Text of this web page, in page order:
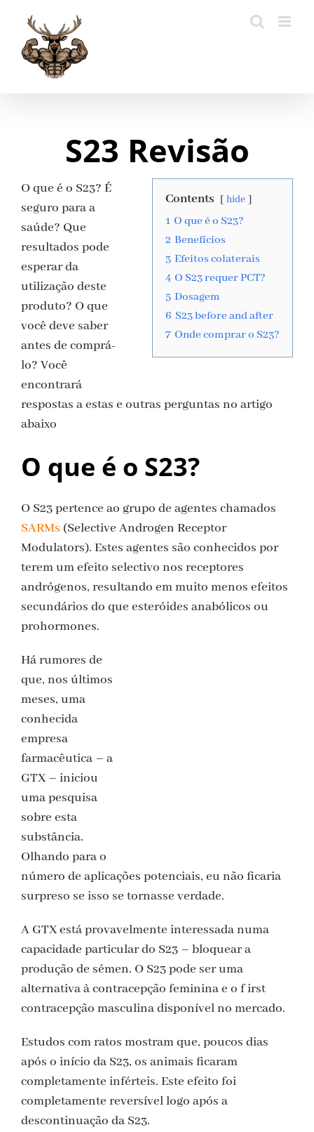
content
S23 Revisão
Contents hide
1 O que é o S23?
2 Benefícios
3 Efeitos colaterais
4 O S23 requer PCT?
5 Dosagem
6 S23 before and after
7 Onde comprar o S23?
O que é o S23? É
seguro para a
saúde? Que
resultados pode
esperar da
utilização deste
produto? O que
você deve saber
antes de comprá-
lo? Você
encontrará
respostas a estas e outras perguntas no artigo
abaixo
O que é o S23?
O S23 pertence ao grupo de agentes chamados
SARMs (Selective Androgen Receptor
Modulators). Estes agentes são conhecidos por
terem um efeito selectivo nos receptores
andrógenos, resultando em muito menos efeitos
secundários do que esteróides anabólicos ou
prohormones.
Há rumores de
que, nos últimos
meses, uma
conhecida
empresa
farmacêutica – a
GTX – iniciou
uma pesquisa
sobre esta
substância.
Olhando para o
número de aplicações potenciais, eu não ficaria
surpreso se isso se tornasse verdade.
A GTX está provavelmente interessada numa
capacidade particular do S23 – bloquear a
produção de sémen. O S23 pode ser uma
alternativa à contracepção feminina e o f irst
contracepção masculina disponível no mercado.
Estudos com ratos mostram que, poucos dias
após o início da S23, os animais ficaram
completamente inférteis. Este efeito foi
completamente reversível logo após a
descontinuação da S23.